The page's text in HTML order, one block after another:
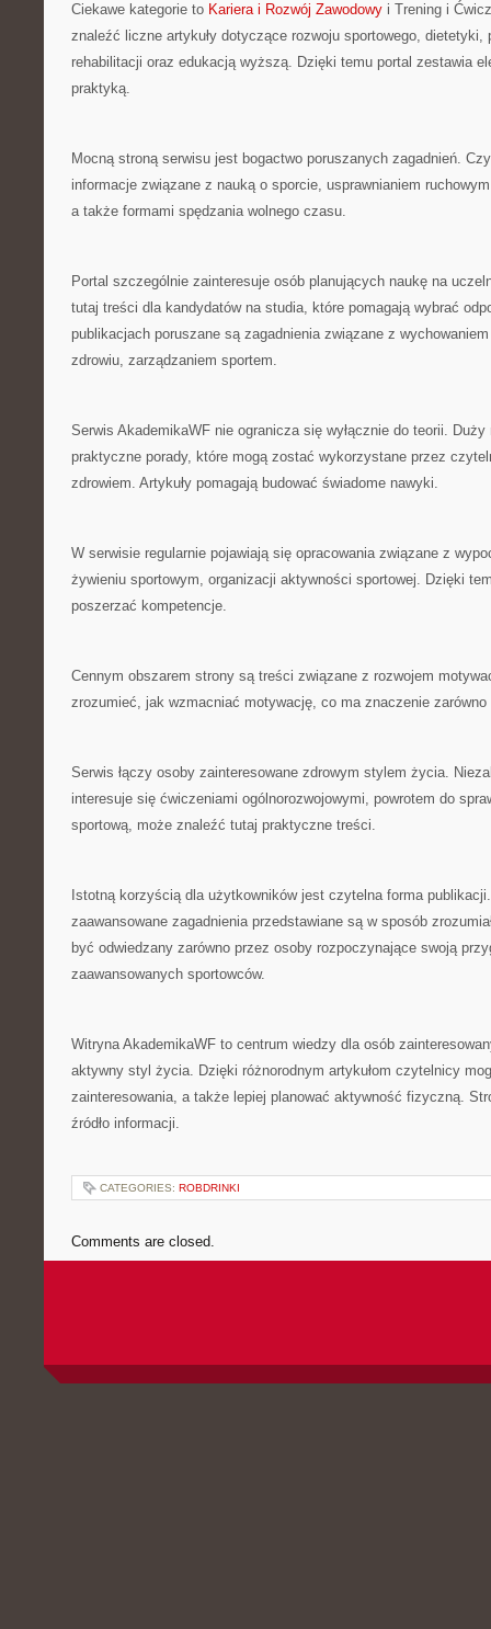
Ciekawe kategorie to Kariera i Rozwój Zawodowy i Trening i
znaleźć liczne artykuły dotyczące rozwoju sportowego, dietetyki,
rehabilitacji oraz edukacją wyższą. Dzięki temu portal zestawia
praktyką.
Mocną stroną serwisu jest bogactwo poruszanych zagadnień.
informacje związane z nauką o sporcie, usprawnianiem
a także formami spędzania wolnego czasu.
Portal szczególnie zainteresuje osób planujących naukę na
tutaj treści dla kandydatów na studia, które pomagają wybrać
publikacjach poruszane są zagadnienia związane z
zdrowiu, zarządzaniem sportem.
Serwis AkademikaWF nie ogranicza się wyłącznie do teorii. Duży
praktyczne porady, które mogą zostać wykorzystane przez
zdrowiem. Artykuły pomagają budować świadome nawyki.
W serwisie regularnie pojawiają się opracowania związane z
żywieniu sportowym, organizacji aktywności sportowej. Dzięki
poszerzać kompetencje.
Cennym obszarem strony są treści związane z rozwojem
zrozumieć, jak wzmacniać motywację, co ma znaczenie
Serwis łączy osoby zainteresowane zdrowym stylem życia.
interesuje się ćwiczeniami ogólnorozwojowymi, powrotem do
sportową, może znaleźć tutaj praktyczne treści.
Istotną korzyścią dla użytkowników jest czytelna forma
zaawansowane zagadnienia przedstawiane są w sposób
być odwiedzany zarówno przez osoby rozpoczynające swoją
zaawansowanych sportowców.
Witryna AkademikaWF to centrum wiedzy dla osób
aktywny styl życia. Dzięki różnorodnym artykułom czytelnicy
zainteresowania, a także lepiej planować aktywność fizyczną.
źródło informacji.
CATEGORIES: ROBDRINKI
Comments are closed.